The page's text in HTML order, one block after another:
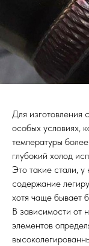
Для изготовления
особых условиях,
температуры
глубокий холод
Это такие стали, у
содержание
хотя чаще бывает
В зависимости от
элементов